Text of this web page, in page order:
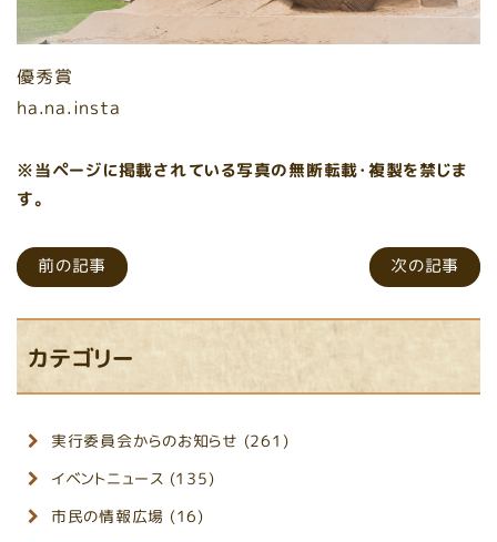
優秀賞
ha.na.insta
※当ページに掲載されている写真の無断転載・複製を禁じま
す。
前の記事 次の記事
カテゴリー
実行委員会からのお知らせ (261)
イベントニュース (135)
市民の情報広場 (16)